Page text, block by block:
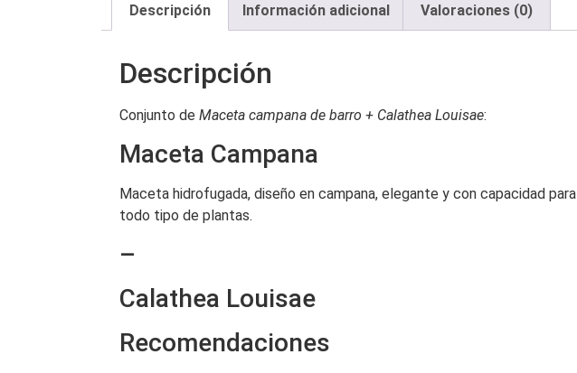
Descripción Información adicional Valoraciones (0)
Descripción
Conjunto de Maceta campana de barro + Calathea Louisae:
Maceta Campana
Maceta hidrofugada, diseño en campana, elegante y con capacidad para
todo tipo de plantas.
–
Calathea Louisae
Recomendaciones